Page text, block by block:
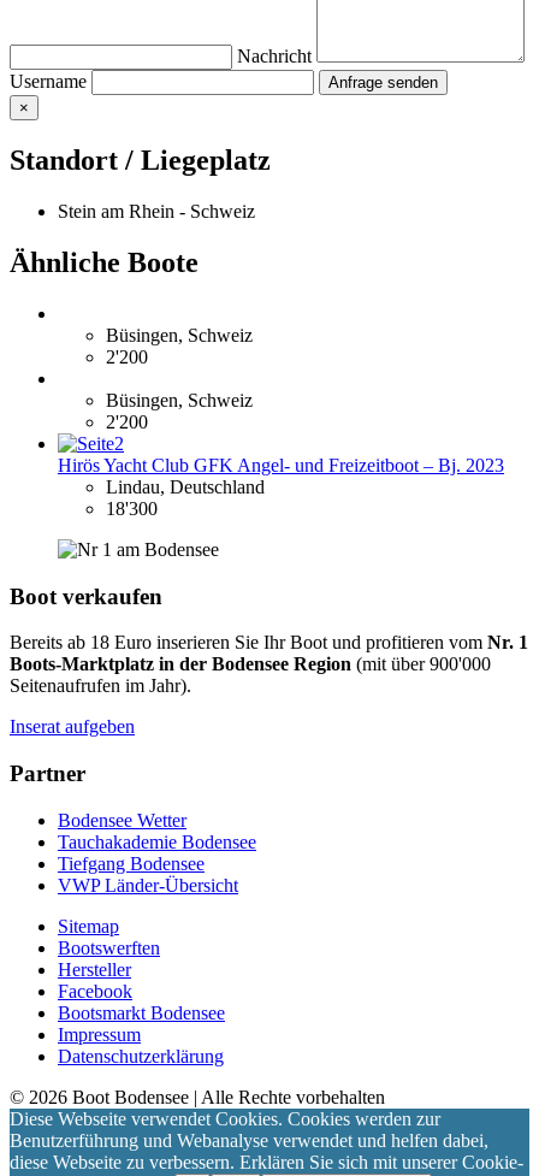
Nachricht
Username
×
Standort / Liegeplatz
Stein am Rhein - Schweiz
Ähnliche Boote
Büsingen, Schweiz
2'200
Büsingen, Schweiz
2'200
Hirös Yacht Club GFK Angel- und Freizeitboot – Bj. 2023
Lindau, Deutschland
18'300
Boot verkaufen
Bereits ab 18 Euro inserieren Sie Ihr Boot und profitieren vom Nr. 1
Boots-Marktplatz in der Bodensee Region (mit über 900'000
Seitenaufrufen im Jahr).
Inserat aufgeben
Partner
Bodensee Wetter
Tauchakademie Bodensee
Tiefgang Bodensee
VWP Länder-Übersicht
Sitemap
Bootswerften
Hersteller
Facebook
Bootsmarkt Bodensee
Impressum
Datenschutzerklärung
© 2026 Boot Bodensee | Alle Rechte vorbehalten
Diese Webseite verwendet Cookies. Cookies werden zur
Benutzerführung und Webanalyse verwendet und helfen dabei,
diese Webseite zu verbessern. Erklären Sie sich mit unserer Cookie-